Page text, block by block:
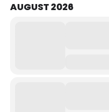
AUGUST 2026